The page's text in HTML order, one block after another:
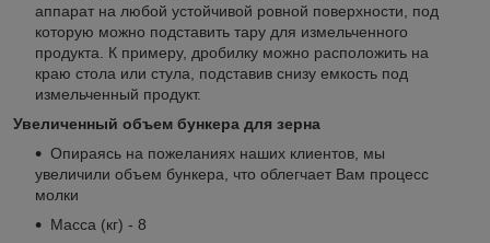
аппарат на любой устойчивой ровной поверхности, под
которую можно подставить тару для измельченного
продукта. К примеру, дробилку можно расположить на
краю стола или стула, подставив снизу емкость под
измельченный продукт.
Увеличенный объем бункера для зерна
Опираясь на пожеланиях наших клиентов, мы
увеличили объем бункера, что облегчает Вам процесс
молки
Масса (кг) - 8